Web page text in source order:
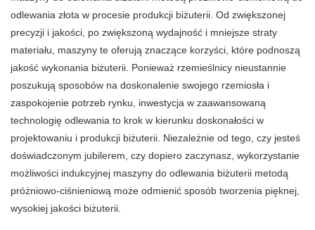
odlewania złota w procesie produkcji biżuterii. Od zwiększonej
precyzji i jakości, po zwiększoną wydajność i mniejsze straty
materiału, maszyny te oferują znaczące korzyści, które podnoszą
jakość wykonania biżuterii. Ponieważ rzemieślnicy nieustannie
poszukują sposobów na doskonalenie swojego rzemiosła i
zaspokojenie potrzeb rynku, inwestycja w zaawansowaną
technologię odlewania to krok w kierunku doskonałości w
projektowaniu i produkcji biżuterii. Niezależnie od tego, czy jesteś
doświadczonym jubilerem, czy dopiero zaczynasz, wykorzystanie
możliwości indukcyjnej maszyny do odlewania biżuterii metodą
próżniowo-ciśnieniową może odmienić sposób tworzenia pięknej,
wysokiej jakości biżuterii.